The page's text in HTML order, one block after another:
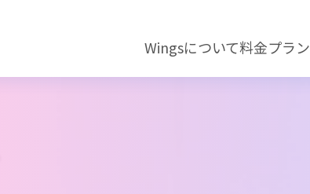
Wingsについて料金プラン